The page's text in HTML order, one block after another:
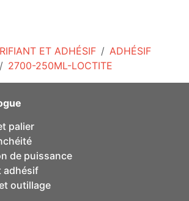
ET ADHÉSIF
ADHÉSIF
2700-250ML-LOCTITE
palier
de puissance
adhésif
outillage